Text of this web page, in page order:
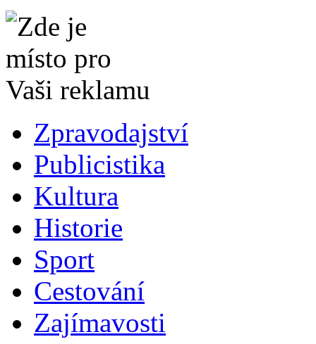
Zpravodajství
Publicistika
Kultura
Historie
Sport
Cestování
Zajímavosti